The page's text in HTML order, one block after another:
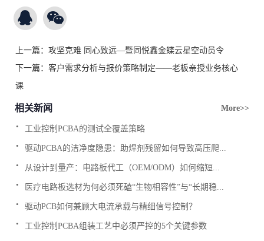
上一篇：攻坚克难 同心致远—暨同悦鑫金蝶云星空动员令
下一篇：客户需求分析与报价策略制定——老板亲授业务核心
课
相关新闻 More>>
工业控制PCBA的测试全覆盖策略
.
驱动PCBA的洁净度隐患：助焊剂残留如何导致高压爬...
.
从设计到量产：电路板代工（OEM/ODM）如何缩短...
.
医疗电路板选材为何必须死磕“生物相容性”与“长期稳...
.
驱动PCB如何兼顾大电流承载与精细信号控制？
.
工业控制PCBA组装工艺中必须严控的5个关键参数
.